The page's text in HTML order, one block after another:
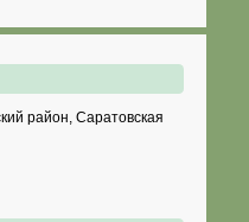
район, Саратовская